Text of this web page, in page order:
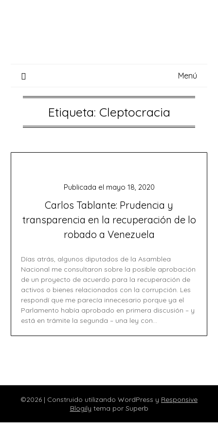
Menú
Etiqueta: Cleptocracia
Carlos Tablante: Prudencia y
transparencia en la recuperación de lo
robado a Venezuela
Publicada el mayo 18, 2020
Días atrás, algunos diputados de la Asamblea
Nacional me consultaron sobre la posible aprobación
de un proyecto de acuerdo para la recuperación de
activos o bienes relacionados con la corrupción. Les
respondí que me parecía innecesario porque ya el
Parlamento había aprobado en primera discusión – y
está en trámite la segunda – una ley con…
©2026 | Construido utilizando WordPress y Responsive
Blogily tema por Superb